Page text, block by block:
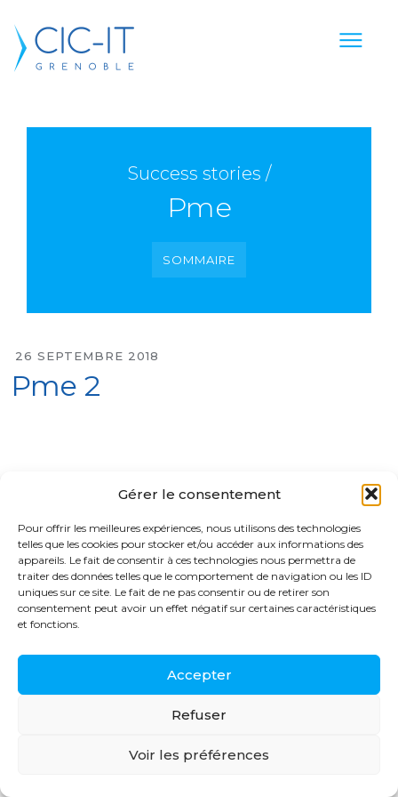
Gérer le consentement
Pour offrir les meilleures expériences, nous utilisons des technologies
telles que les cookies pour stocker et/ou accéder aux informations des
appareils. Le fait de consentir à ces technologies nous permettra de
traiter des données telles que le comportement de navigation ou les ID
uniques sur ce site. Le fait de ne pas consentir ou de retirer son
consentement peut avoir un effet négatif sur certaines caractéristiques
et fonctions.
Accepter
Refuser
Voir les préférences
Success stories /
Pme
SOMMAIRE
26 SEPTEMBRE 2018
Pme 2
Mentions légales